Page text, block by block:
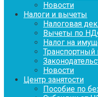
Новости
Налоги и вычеты
Налоговая
Вычеты по
Налог на
Транспортный
Новости
Центр занятости
Пособие по